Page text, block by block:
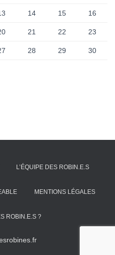
14 15 16
21 22 23
28 29 30
L’ÉQUIPE DES ROBIN.E.S
MENTIONS LÉGALES
ROBIN.E.S ?